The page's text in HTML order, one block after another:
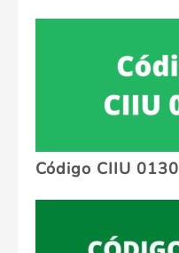
Código CIIU 0130